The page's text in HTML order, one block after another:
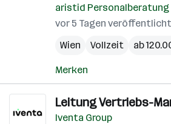
aristid Personalberatung
vor 5 Tagen veröffentlicht
Wien
Vollzeit ab
Merken
Leitung Vertriebs-
Iventa Group